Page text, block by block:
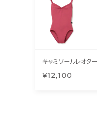
キャミソールレオタ
¥12,100